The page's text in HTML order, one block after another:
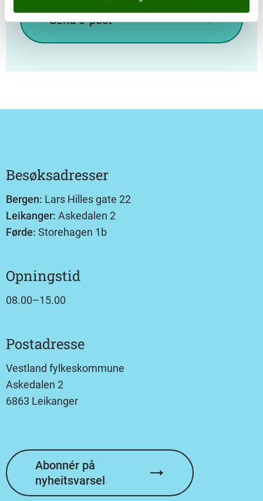
Send e-post
Besøksadresser
Bergen: Lars Hilles gate 22
Leikanger: Askedalen 2
Førde: Storehagen 1b
Opningstid
08.00–15.00
Postadresse
Vestland fylkeskommune
Askedalen 2
6863 Leikanger
Abonnér på
nyheitsvarsel